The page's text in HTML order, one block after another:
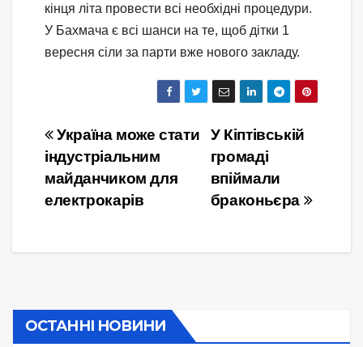
кінця літа провести всі необхідні процедури.
У Бахмача є всі шанси на те, щоб дітки 1
вересня сіли за парти вже нового закладу.
Навігація
записів
У Кіптівській
громаді
впіймали
браконьєра
Україна може стати
індустріальним
майданчиком для
електрокарів
ОСТАННІ НОВИНИ